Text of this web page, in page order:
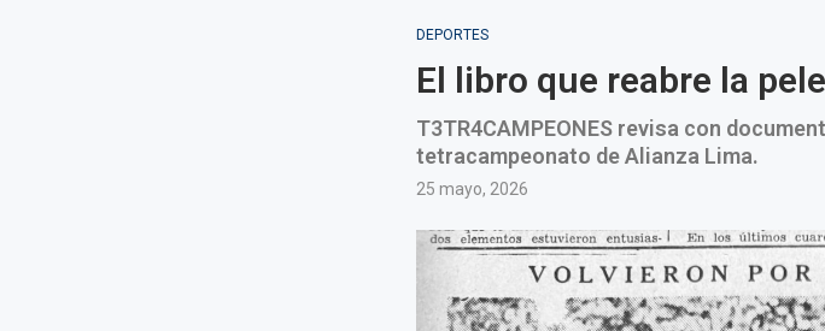
DEPORTES
El libro que reabre la
T3TR4CAMPEONES revisa con
tetracampeonato de Alianza Lima.
25 mayo, 2026